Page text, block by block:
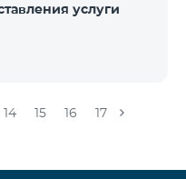
услуги
14 15 16 17